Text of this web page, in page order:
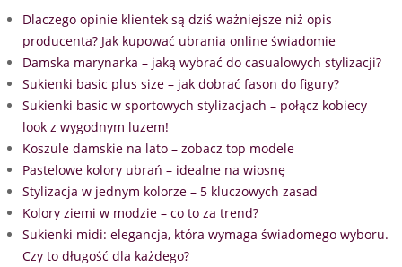
Dlaczego opinie klientek są dziś ważniejsze niż opis
producenta? Jak kupować ubrania online świadomie
Damska marynarka – jaką wybrać do casualowych stylizacji?
Sukienki basic plus size – jak dobrać fason do figury?
Sukienki basic w sportowych stylizacjach – połącz kobiecy
look z wygodnym luzem!
Koszule damskie na lato – zobacz top modele
Pastelowe kolory ubrań – idealne na wiosnę
Stylizacja w jednym kolorze – 5 kluczowych zasad
Kolory ziemi w modzie – co to za trend?
Sukienki midi: elegancja, która wymaga świadomego wyboru.
Czy to długość dla każdego?